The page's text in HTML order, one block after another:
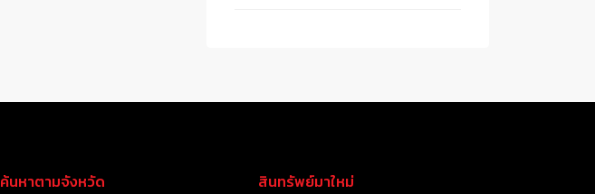
ค้นหาตามจังหวัด สินทรัพย์มาใหม่